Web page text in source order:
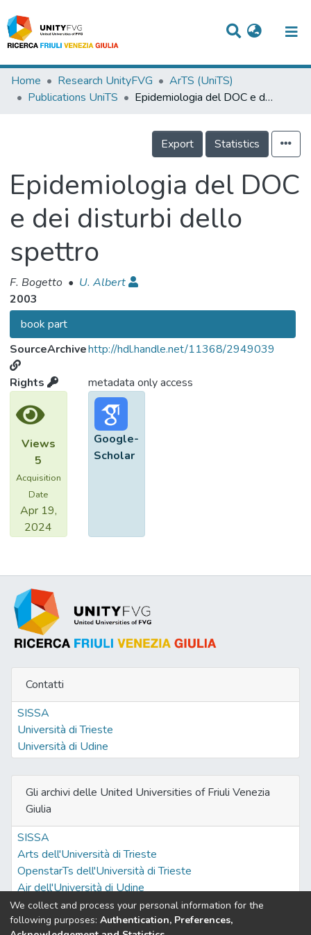
Titles
Events
Projects
People
Statistics
Home Research UnityFVG
ArTS (UniTS)
Publications UniTS
Epidemiologia del DOC e dei disturbi dello spettro
Export Statistics
Epidemiologia del DOC
e dei disturbi dello
spettro
F. Bogetto • U. Albert
2003
book part
SourceArchivehttp://hdl.handle.net/11368/2949039
Rights metadata only access
Views
5
Acquisition
Date
Apr 19,
2024
Google-
Scholar
Contatti
SISSA
Università di Trieste
Università di Udine
Gli archivi delle United Universities of Friuli Venezia
Giulia
SISSA
Arts dell'Università di Trieste
OpenstarTs dell'Università di Trieste
Air dell'Università di Udine
We collect and process your personal information for the
following purposes: Authentication, Preferences,